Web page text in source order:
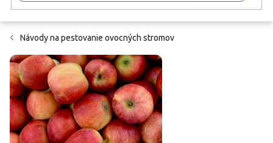
Návody na pestovanie ovocných stromov